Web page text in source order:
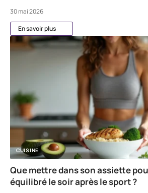
30 mai 2026
En savoir plus
CUISINE
Que mettre dans son assiette
équilibré le soir après le sport ?